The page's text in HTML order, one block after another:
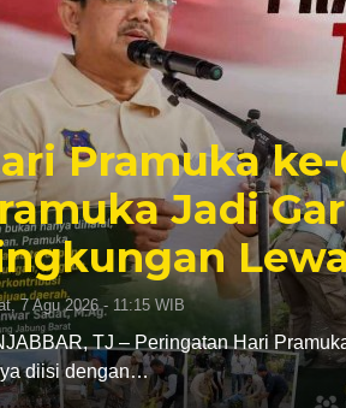
Pramuka
Jadi
7 Agu 2026 - 11:15 WIB
TJ – Peringatan Hari
diisi dengan…